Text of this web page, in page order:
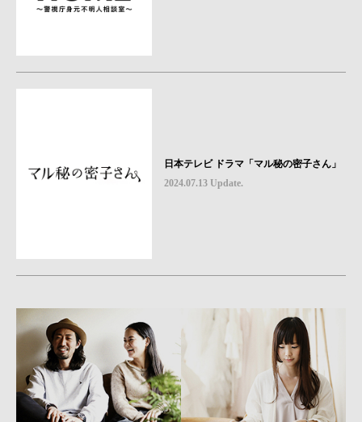
日本テレビ ドラマ「マル秘の密子さん」
2024.07.13 Update.